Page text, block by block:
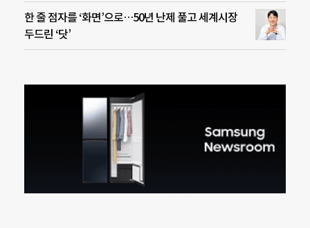
한 줄 점자를 ‘화면’으로…50년 난제 풀고 세계시장
두드린 ‘닷’